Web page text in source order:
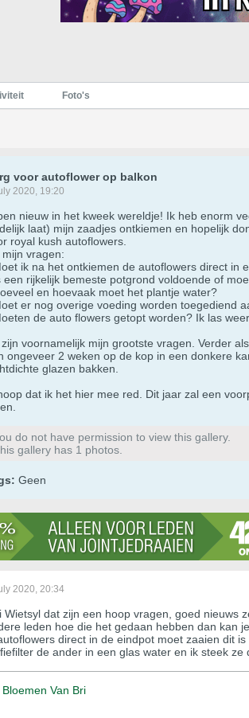
Foto's
voor autoflower op balkon
2020, 19:20
nieuw in het kweek wereldje! Ik heb enorm
laat) mijn zaadjes ontkiemen en hopelijk
royal kush autoflowers.
mijn vragen:
ik na het ontkiemen de autoflowers direct in
een rijkelijk bemeste potgrond voldoende of
en hoevaak moet het plantje water?
er nog overige voeding worden toegediend
de auto flowers getopt worden? Ik las
zijn voornamelijk mijn grootste vragen. Verder
ongeveer 2 weken op de kop in een donkere
glazen bakken.
dat ik het hier mee red. Dit jaar zal een
do not have permission to view this gallery.
gallery has 1 photos.
Geen
2020, 20:34
Wietsyl dat zijn een hoop vragen, goed nieuws
leden hoe die het gedaan hebben dan kan
direct in de eindpot moet zaaien dit
de ander in een glas water en ik steek ze
Bloemen Van Bri